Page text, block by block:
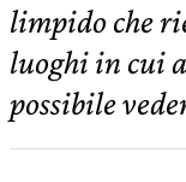
limpido che
luoghi in cui
possibile